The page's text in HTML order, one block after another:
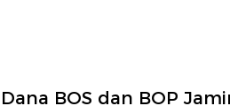
Dana BOS dan BOP